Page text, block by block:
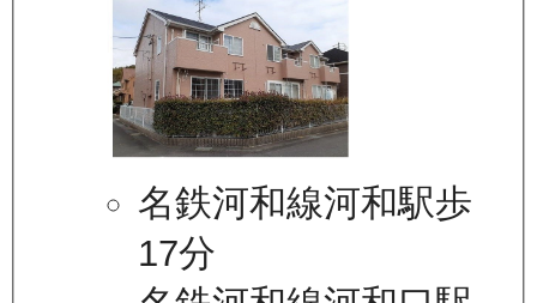
名鉄河和線河和駅歩
17分